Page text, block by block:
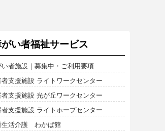
がい者福祉サービス
い者施設｜募集中・ご利用要項
者支援施設 ライトワークセンター
者支援施設 光が丘ワークセンター
者支援施設 ライトホープセンター
生活介護 わかば館